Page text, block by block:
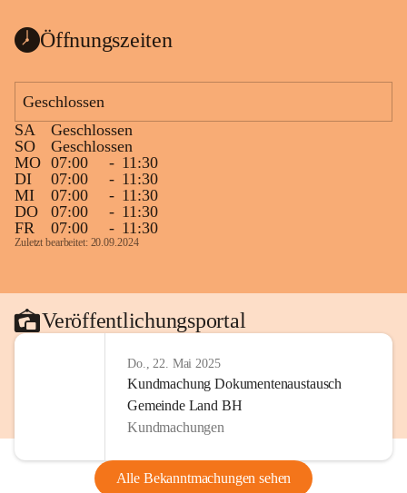
Öffnungszeiten
Geschlossen
SA
Geschlossen
SO
Geschlossen
MO 07:00 - 11:30
DI
07:00 - 11:30
MI
07:00 - 11:30
DO
07:00 - 11:30
FR
07:00 - 11:30
Zuletzt bearbeitet: 20.09.2024
Veröffentlichungsportal
Do., 22. Mai 2025
Kundmachung Dokumentenaustausch
Gemeinde Land BH
Kundmachungen
Alle Bekanntmachungen sehen